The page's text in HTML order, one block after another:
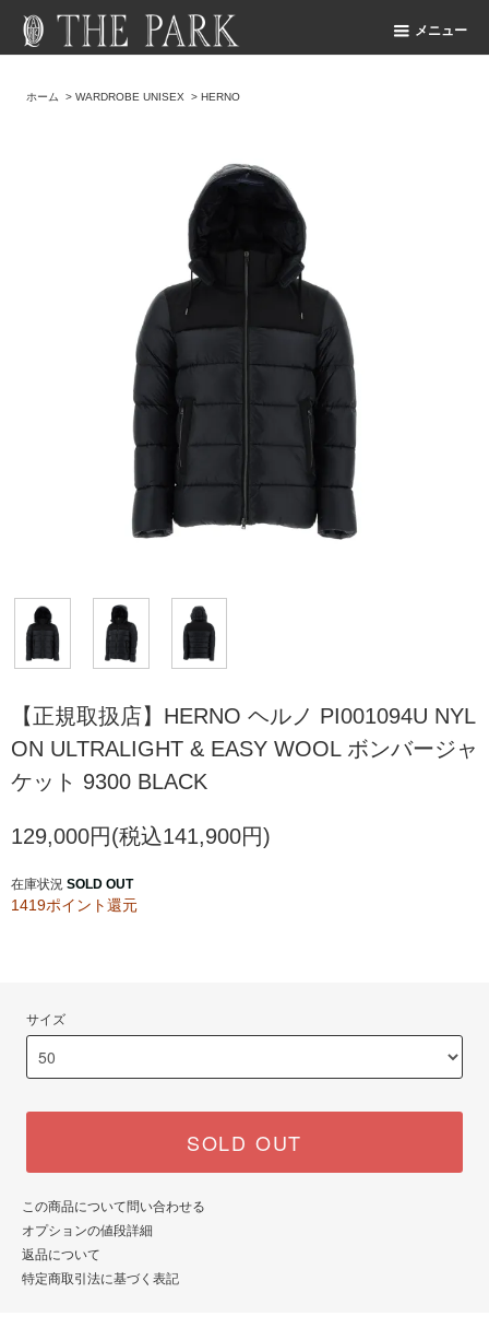
メニュー
ホーム >WARDROBE UNISEX >HERNO
【正規取扱店】HERNO ヘルノ PI001094U NYL
ON ULTRALIGHT & EASY WOOL ボンバージャ
ケット 9300 BLACK
129,000円(税込141,900円)
在庫状況 SOLD OUT
1419ポイント還元
サイズ
SOLD OUT
この商品について問い合わせる
オプションの値段詳細
返品について
特定商取引法に基づく表記